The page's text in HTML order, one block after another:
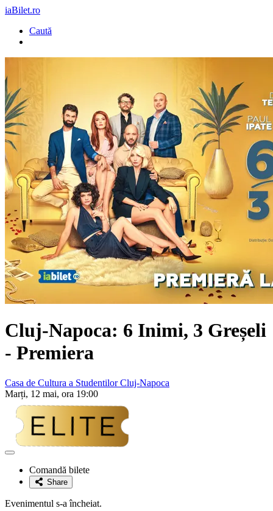
iaBilet.ro
Caută
Cluj-Napoca: 6 Inimi, 3 Greșeli
- Premiera
Casa de Cultura a Studentilor Cluj-Napoca
Marți, 12 mai, ora 19:00
Adaugă
favoriteComandă bilete
Share
Evenimentul s-a încheiat.